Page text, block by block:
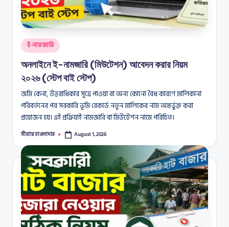
Posted
in
ই-নামজারি
অনলাইনে ই-নামজারি (মিউটেশন) আবেদন করার নিয়ম
২০২৬ (স্টেপ বাই স্টেপ)
জমি কেনা, উত্তরাধিকার সূত্রে পাওয়া বা অন্য কোনো বৈধ কারণে মালিকানা
পরিবর্তনের পর সরকারি ভূমি রেকর্ডে নতুন মালিকের নাম অন্তর্ভুক্ত করা
প্রয়োজন হয়। এই প্রক্রিয়াই নামজারি বা মিউটেশন নামে পরিচিত।
Posted
সীমান্ত হাওলাদার August 1, 2026